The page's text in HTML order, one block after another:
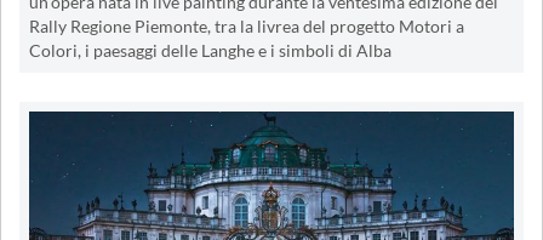
Rally Regione Piemonte, tra la livrea del progetto Motori a
Colori, i paesaggi delle Langhe e i simboli di Alba